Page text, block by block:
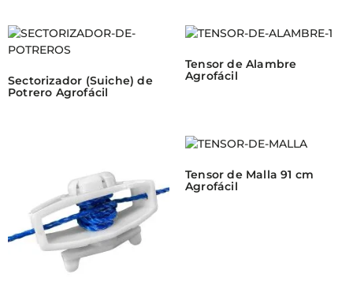
Sectorizador (Suiche) de
Potrero Agrofácil
Tensor de Alambre
Agrofácil
Tensor de Malla 91 cm
Agrofácil